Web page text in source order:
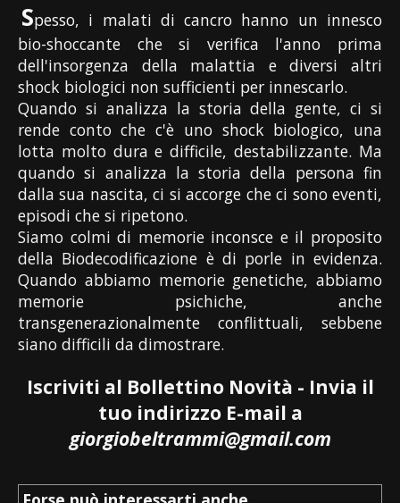
Spesso, i malati di cancro hanno un innesco
bio-shoccante che si verifica l'anno prima
dell'insorgenza della malattia e diversi altri
shock biologici non sufficienti per innescarlo.
Quando si analizza la storia della gente, ci si
rende conto che c'è uno shock biologico, una
lotta molto dura e difficile, destabilizzante. Ma
quando si analizza la storia della persona fin
dalla sua nascita, ci si accorge che ci sono eventi,
episodi che si ripetono.
Siamo colmi di memorie inconsce e il proposito
della Biodecodificazione è di porle in evidenza.
Quando abbiamo memorie genetiche, abbiamo
memorie psichiche, anche
transgenerazionalmente conflittuali, sebbene
siano difficili da dimostrare.
Iscriviti al Bollettino Novità - Invia il
tuo indirizzo E-mail a
giorgiobeltrammi@gmail.com